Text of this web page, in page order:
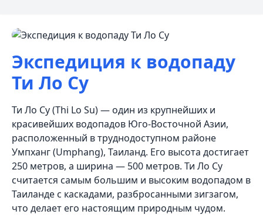
Экспедиция к водопаду
Ти Ло Су
Ти Ло Су (Thi Lo Su) — один из крупнейших и
красивейших водопадов Юго-Восточной Азии,
расположенный в труднодоступном районе
Умпханг (Umphang), Таиланд. Его высота достигает
250 метров, а ширина — 500 метров. Ти Ло Су
считается самым большим и высоким водопадом в
Таиланде с каскадами, разбросанными зигзагом,
что делает его настоящим природным чудом.